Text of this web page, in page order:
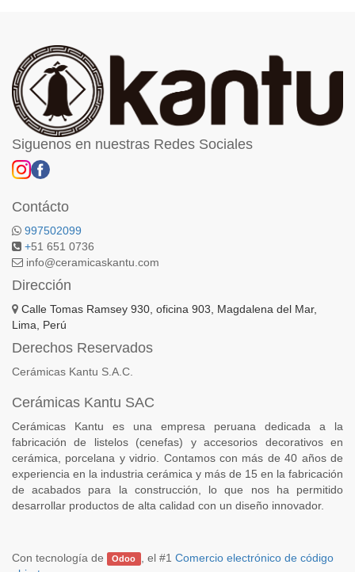
Siguenos en nuestras Redes Sociales
Contácto
997502099
+51 651 0736
info@ceramicaskantu.com
Dirección
Calle Tomas Ramsey 930, oficina 903, Magdalena del Mar,
Lima, Perú
Derechos Reservados
Cerámicas Kantu S.A.C.
Cerámicas Kantu SAC
Cerámicas Kantu es una empresa peruana dedicada a la
fabricación de listelos (cenefas) y accesorios decorativos en
cerámica, porcelana y vidrio. Contamos con más de 40 años de
experiencia en la industria cerámica y más de 15 en la fabricación
de acabados para la construcción, lo que nos ha permitido
desarrollar productos de alta calidad con un diseño innovador.
Con tecnología de Odoo , el #1 Comercio electrónico de código